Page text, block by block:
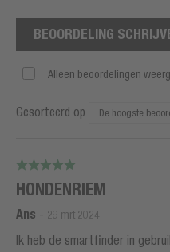
BEOORDELING
Alleen beoordelingen
Gesorteerd op
HONDENRIEM
Ans - 29 mrt 2024
Ik heb de smartfinder in